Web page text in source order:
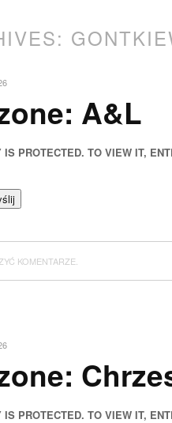
A&L
PROTECTED. TO VIEW IT,
KOMENTARZE.
PROTECTED. TO VIEW IT,